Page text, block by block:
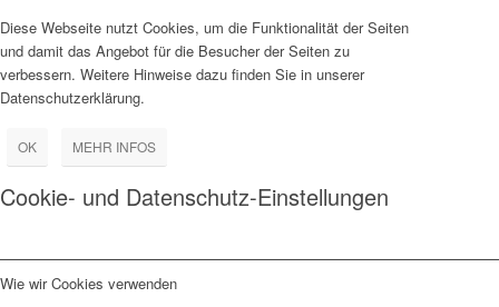
Diese Webseite nutzt Cookies, um die Funktionalität der Seiten
und damit das Angebot für die Besucher der Seiten zu
verbessern. Weitere Hinweise dazu finden Sie in unserer
Datenschutzerklärung.
OK MEHR INFOS
Cookie- und Datenschutz-Einstellungen
Wie wir Cookies verwenden